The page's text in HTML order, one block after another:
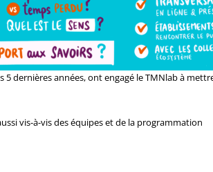
dernières années, ont engagé le TMNlab à
vis-à-vis des équipes et de la programmation